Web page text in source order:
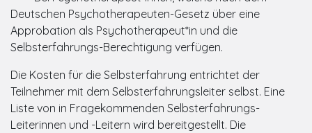
Deutschen Psychotherapeuten-Gesetz über eine
Approbation als Psychotherapeut*in und die
Selbsterfahrungs-Berechtigung verfügen.
Die Kosten für die Selbsterfahrung entrichtet der
Teilnehmer mit dem Selbsterfahrungsleiter selbst. Eine
Liste von in Fragekommenden Selbsterfahrungs-
Leiterinnen und -Leitern wird bereitgestellt. Die